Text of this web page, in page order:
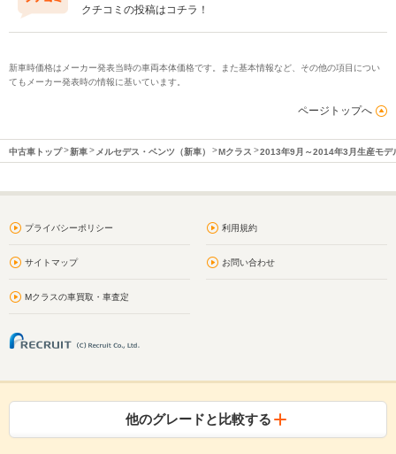
クチコミの投稿はコチラ！
新車時価格はメーカー発表当時の車両本体価格です。また基本情報など、その他の項目につい
てもメーカー発表時の情報に基いています。
ページトップへ
他のグレードと比較する
中古車トップ 新車 メルセデス・ベンツ（新車） Mクラス 2013年9月～2014年3月生産モデ
プライバシーポリシー 利用規約
サイトマップ お問い合わせ
Mクラスの車買取・車査定